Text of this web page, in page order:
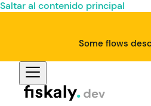
Saltar al contenido principal
Some flows